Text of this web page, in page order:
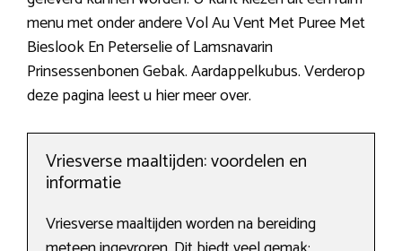
menu met onder andere Vol Au Vent Met Puree Met
Bieslook En Peterselie of Lamsnavarin
Prinsessenbonen Gebak. Aardappelkubus. Verderop
deze pagina leest u hier meer over.
Vriesverse maaltijden: voordelen en
informatie
Vriesverse maaltijden worden na bereiding